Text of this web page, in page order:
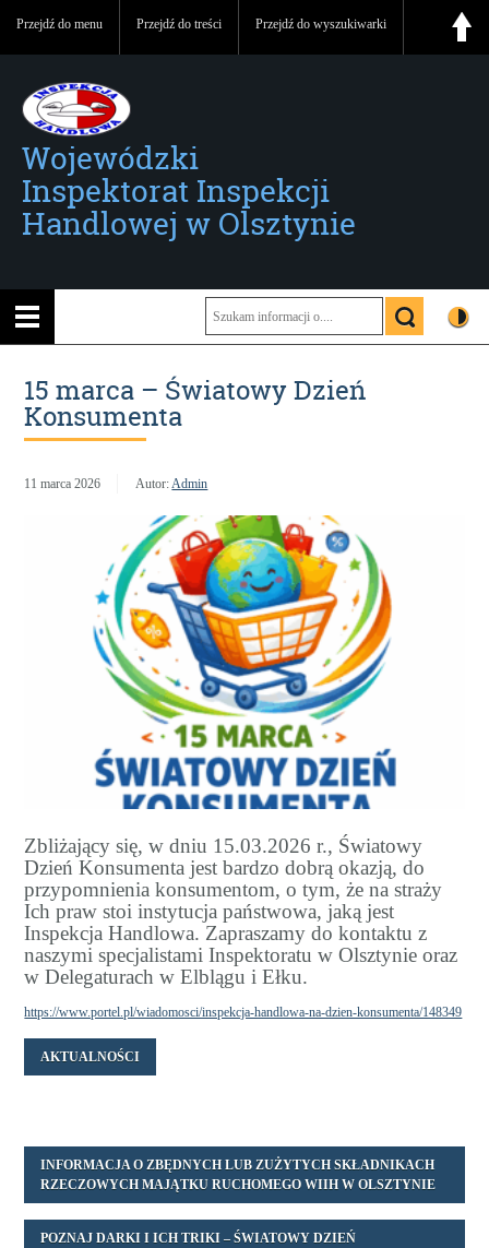
Przejdź do menu Przejdź do treści Przejdź do wyszukiwarki
Wojewódzki
Inspektorat Inspekcji
Handlowej w Olsztynie
15 marca – Światowy Dzień
Konsumenta
11 marca 2026 Autor:Admin
Zbliżający się, w dniu 15.03.2026 r., Światowy
Dzień Konsumenta jest bardzo dobrą okazją, do
przypomnienia konsumentom, o tym, że na straży
Ich praw stoi instytucja państwowa, jaką jest
Inspekcja Handlowa. Zapraszamy do kontaktu z
naszymi specjalistami Inspektoratu w Olsztynie oraz
w Delegaturach w Elblągu i Ełku.
https://www.portel.pl/wiadomosci/inspekcja-handlowa-na-dzien-konsumenta/148349
AKTUALNOŚCI
INFORMACJA O ZBĘDNYCH LUB ZUŻYTYCH SKŁADNIKACH
RZECZOWYCH MAJĄTKU RUCHOMEGO WIIH W OLSZTYNIE
POZNAJ DARKI I ICH TRIKI – ŚWIATOWY DZIEŃ